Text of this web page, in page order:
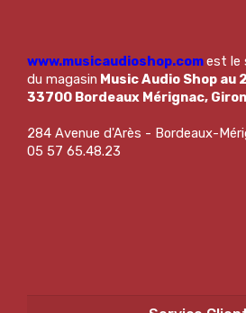
www.musicaudioshop.comest le
du magasin Music Audio Shop au
33700 Bordeaux Mérignac,
284 Avenue d'Arès - Bordeaux-
05 57 65.48.23